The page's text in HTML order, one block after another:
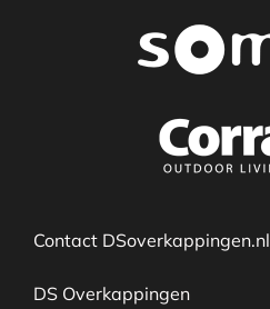
Contact DSoverkappingen.nl
DS Overkappingen